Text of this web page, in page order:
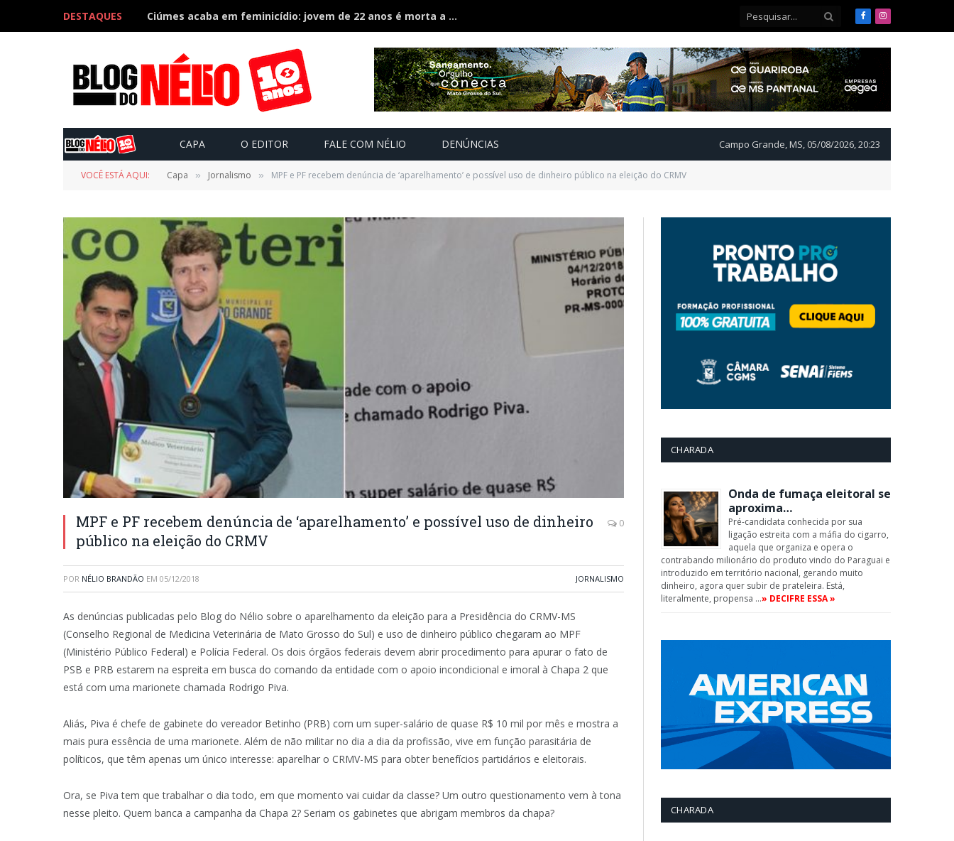
DESTAQUES Ciúmes acaba em feminicídio: jovem de 22 anos é morta a facão pelo companheiro FacebookInstagram
CAPA O EDITOR FALE COM NÉLIO DENÚNCIAS Campo Grande, MS, 05/08/2026, 20:23
VOCÊ ESTÁ AQUI: Capa » Jornalismo » MPF e PF recebem denúncia de ‘aparelhamento’ e possível uso de dinheiro público na eleição do CRMV
MPF e PF recebem denúncia de ‘aparelhamento’ e possível uso de dinheiro
público na eleição do CRMV
0
POR NÉLIO BRANDÃO EM 05/12/2018 JORNALISMO
As denúncias publicadas pelo Blog do Nélio sobre o aparelhamento da eleição para a Presidência do CRMV-MS
(Conselho Regional de Medicina Veterinária de Mato Grosso do Sul) e uso de dinheiro público chegaram ao MPF
(Ministério Público Federal) e Polícia Federal. Os dois órgãos federais devem abrir procedimento para apurar o fato de
PSB e PRB estarem na espreita em busca do comando da entidade com o apoio incondicional e imoral à Chapa 2 que
está com uma marionete chamada Rodrigo Piva.
Aliás, Piva é chefe de gabinete do vereador Betinho (PRB) com um super-salário de quase R$ 10 mil por mês e mostra a
mais pura essência de uma marionete. Além de não militar no dia a dia da profissão, vive em função parasitária de
políticos, que têm apenas um único interesse: aparelhar o CRMV-MS para obter benefícios partidários e eleitorais.
Ora, se Piva tem que trabalhar o dia todo, em que momento vai cuidar da classe? Um outro questionamento vem à tona
nesse pleito. Quem banca a campanha da Chapa 2? Seriam os gabinetes que abrigam membros da chapa?
CHARADA
Onda de fumaça eleitoral se
aproxima…
Pré-candidata conhecida por sua
ligação estreita com a máfia do cigarro,
aquela que organiza e opera o
contrabando milionário do produto vindo do Paraguai e
introduzido em território nacional, gerando muito
dinheiro, agora quer subir de prateleira. Está,
literalmente, propensa …» DECIFRE ESSA »
CHARADA